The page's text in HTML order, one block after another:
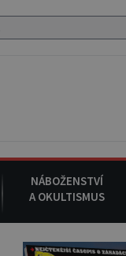
po cestě utíká
NÁBOŽENSTVÍ
A OKULTISMUS